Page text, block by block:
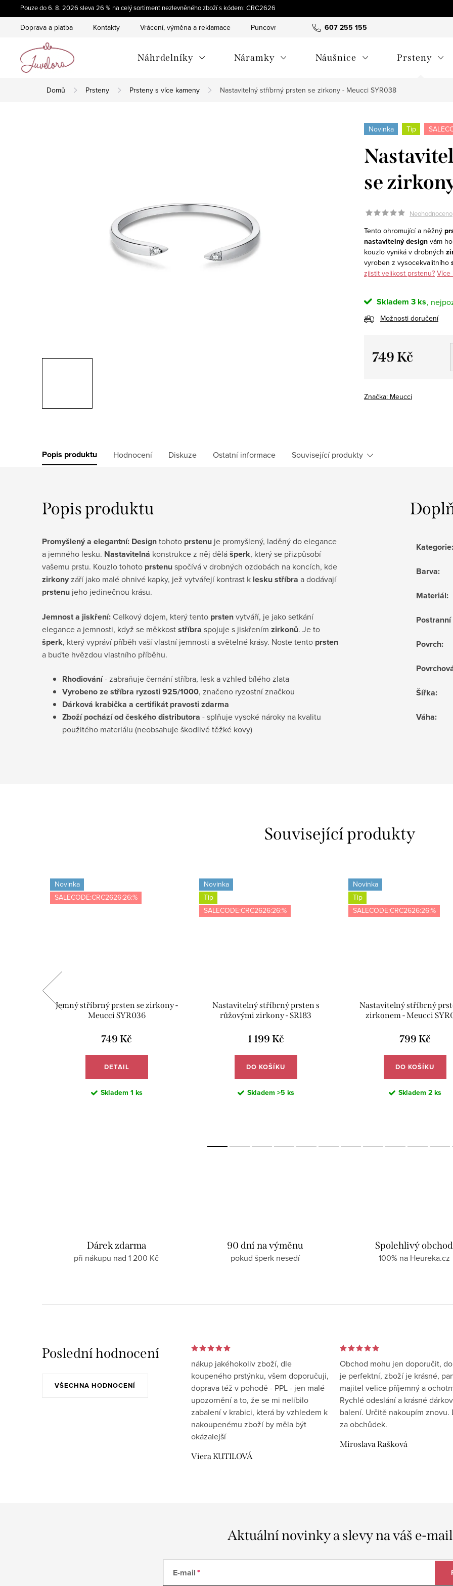
na
Pouze do 6. 8. 2026 sleva 26 % na celý sortiment nezlevněného zboží s kódem: CRC2626
607 255 155
Doprava a platba Kontakty Vrácení, výměna a reklamace Puncovní značky Hodnocení obchodu
Náhrdelníky Náramky Náušnice Prsteny
Domů Prsteny Prsteny s více kameny Nastavitelný stříbrný prsten se zirkony - Meucci SYR038
Novinka Tip
se
Neohodnoceno
Tento ohromující a něžný
nastavitelný design vám
kouzlo vyniká v drobných
vyroben z vysocekvalitního
zjistit velikost prstenu? Více
Skladem 3 ks
Možnosti doručení
749 Kč
Značka: Meucci
Popis produktu Hodnocení Diskuze Ostatní informace Související produkty
Popis produktu
Promyšlený a elegantní: Designtohoto prstenu je promyšlený, laděný do elegance
a jemného lesku. Nastavitelná konstrukce z něj dělášperk, který se přizpůsobí
vašemu prstu. Kouzlo tohoto prstenuspočívá v drobných ozdobách na koncích, kde
zirkonyzáří jako malé ohnivé kapky, jež vytvářejí kontrast k lesku stříbra a dodávají
prstenu jeho jedinečnou krásu.
Jemnost a jiskření:Celkový dojem, který tento prstenvytváří, je jako setkání
elegance a jemnosti, když se měkkoststříbra spojuje s jiskřením zirkonů. Je to
šperk, který vypráví příběh vaší vlastní jemnosti a světelné krásy. Noste tento prsten
a buďte hvězdou vlastního příběhu.
Rhodiování- zabraňuje černání stříbra, lesk a vzhled bílého zlata
Vyrobeno ze stříbra ryzosti 925/1000, značeno ryzostní značkou
Dárková krabička a certifikát pravosti zdarma
Zboží pochází od českého distributora - splňuje vysoké nároky na kvalitu
použitého materiálu (neobsahuje škodlivé těžké kovy)
Kategorie:
Barva:
Materiál:
Povrch:
Šířka:
Váha:
Související produkty
Novinka
SALECODE:CRC2626:26:%
Jemný stříbrný prsten se zirkony -
Meucci SYR036
749 Kč
DETAIL
Skladem 1 ks
Novinka
Tip
SALECODE:CRC2626:26:%
Nastavitelný stříbrný prsten s
růžovými zirkony - SR183
1 199 Kč
DO KOŠÍKU
Skladem >5 ks
Novinka
Tip
SALECODE:CRC2626:26:%
Nastavitelný stříbrný
zirkonem - Meucci
799 Kč
DO KOŠÍKU
Skladem 2 ks
Dárek zdarma
při nákupu nad 1 200 Kč
90 dní na výměnu
pokud šperk nesedí
Spolehlivý obchod
100% na Heureka.cz
Poslední hodnocení
VŠECHNA HODNOCENÍ
nákup jakéhokoliv zboží, dle
koupeného prstýnku, všem doporučuji,
doprava též v pohodě - PPL - jen malé
upozornění a to, že se mi nelíbilo
zabalení v krabici, která by vzhledem k
nakoupenému zboží by měla být
okázalejší
Viera KUTILOVÁ
Obchod mohu jen doporučit,
je perfektní, zboží je krásné,
majitel velice příjemný a
Rychlé odeslání a krásné
balení. Určitě nakoupím znovu.
za obchůdek.
Miroslava Rašková
Aktuální novinky a slevy na váš e-mail
E-mail